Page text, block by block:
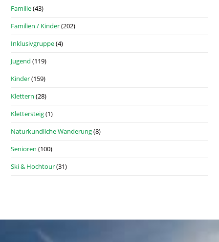
Familie(43)
Familien / Kinder(202)
Inklusivgruppe(4)
Jugend (119)
Kinder(159)
Klettern (28)
Klettersteig(1)
Naturkundliche Wanderung(8)
Senioren (100)
Ski & Hochtour(31)